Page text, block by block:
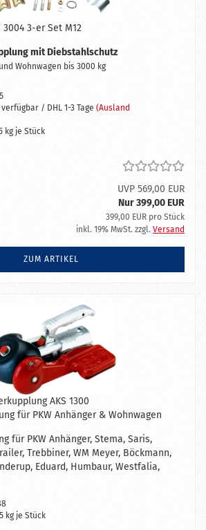
3004 3-er Set M12
mit Diebstahlschutz
Wohnwagen bis 3000 kg
/ DHL 1-3 Tage (Ausland
kg je Stück
UVP 569,00 EUR
Nur 399,00 EUR
399,00 EUR pro Stück
inkl. 19% MwSt. zzgl. Versand
ZUM ARTIKEL
AKS 1300
für PKW Anhänger & Wohnwagen
für PKW Anhänger, Stema, Saris,
Trebbiner, WM Meyer, Böckmann,
Eduard, Humbaur, Westfalia,
kg je Stück